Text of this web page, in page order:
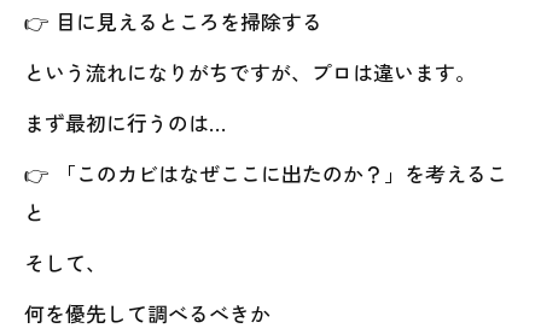
👉 目に見えるところを掃除する
という流れになりがちですが、プロは違います。
まず最初に行うのは…
👉 「このカビはなぜここに出たのか？」を考えるこ
と
そして、
何を優先して調べるべきか